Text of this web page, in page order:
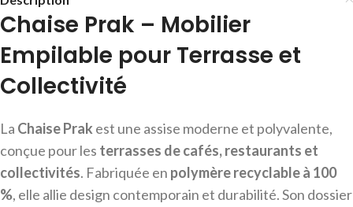
Chaise Prak – Mobilier
Empilable pour Terrasse et
Collectivité
La Chaise Prak est une assise moderne et polyvalente,
conçue pour les terrasses de cafés, restaurants et
collectivités. Fabriquée en polymère recyclable à 100
%, elle allie design contemporain et durabilité. Son dossier